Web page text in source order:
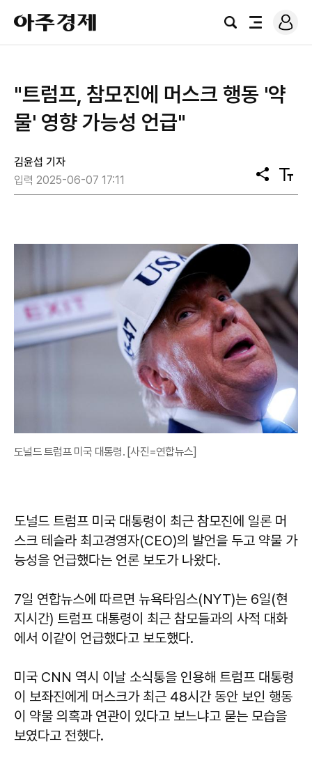
아
주
경
검
전
로
그
"트럼프, 참모진에 머스크 행동 '약
물' 영향 가능성 언급"
김윤섭 기자
입력 2025-06-07 17:11
공
유
텍
스
도널드 트럼프 미국 대통령. [사진=연합뉴스]
도널드 트럼프 미국 대통령이 최근 참모진에 일론 머
스크 테슬라 최고경영자(CEO)의 발언을 두고 약물 가
능성을 언급했다는 언론 보도가 나왔다.
7일 연합뉴스에 따르면 뉴욕타임스(NYT)는 6일(현
지시간) 트럼프 대통령이 최근 참모들과의 사적 대화
에서 이같이 언급했다고 보도했다.
미국 CNN 역시 이날 소식통을 인용해 트럼프 대통령
이 보좌진에게 머스크가 최근 48시간 동안 보인 행동
이 약물 의혹과 연관이 있다고 보느냐고 묻는 모습을
보였다고 전했다.